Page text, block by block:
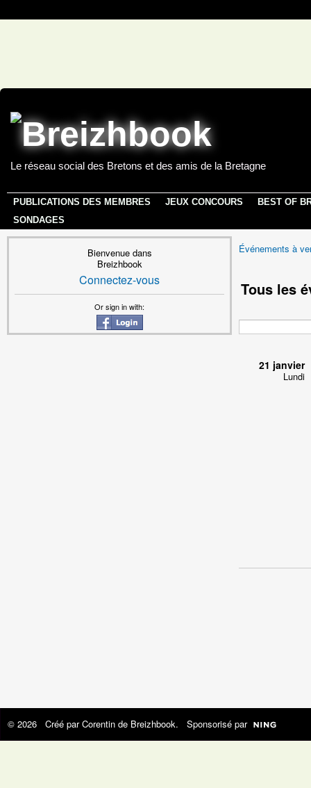
Le réseau social des Bretons et des amis de la Bretagne
PUBLICATIONS DES MEMBRES JEUX CONCOURS
BEST OF
SONDAGES
Bienvenue dans
Breizhbook
Connectez-vous
Or sign in with:
Événements à
Tous les
21 janvier
Lundi
© 2026 Créé parCorentin de Breizhbook. Sponsorisé par